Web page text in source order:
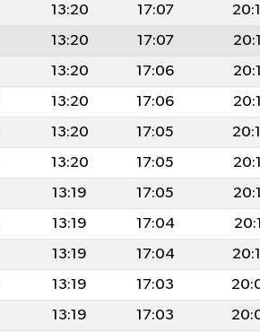
13:20 17:07
13:20 17:07
13:20 17:06
13:20 17:06
13:20 17:05
13:20 17:05
13:19 17:05
13:19 17:04
13:19 17:04
13:19 17:03
13:19 17:03